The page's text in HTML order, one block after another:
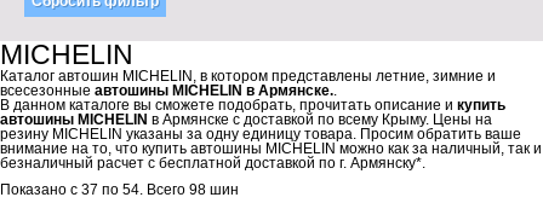
MICHELIN
Каталог автошин MICHELIN, в котором представлены летние, зимние и
всесезонные автошины MICHELIN в Армянске.
В данном каталоге вы сможете подобрать, прочитать описание и купить
автошины MICHELIN в Армянске с доставкой по всему Крыму. Цены на
резину MICHELIN указаны за одну единицу товара. Просим обратить ваше
внимание на то, что купить автошины MICHELIN можно как за наличный, так и
безналичный расчет с бесплатной доставкой по г. Армянску*.
Показано с 37 по 54 . Всего 98 шин